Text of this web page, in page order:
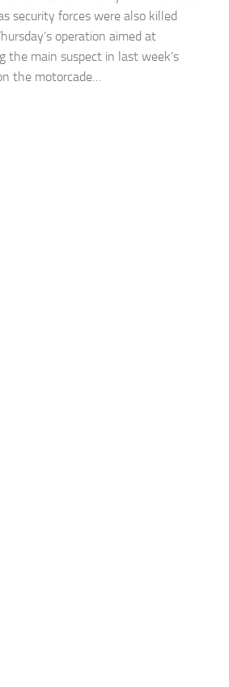
security forces were also killed
operation aimed at
the main suspect in last week’s
the motorcade…